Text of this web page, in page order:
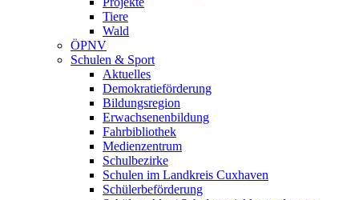
Tiere
Wald
ÖPNV
Schulen & Sport
Aktuelles
Demokratieförderung
Bildungsregion
Erwachsenenbildung
Fahrbibliothek
Medienzentrum
Schulbezirke
Schulen im Landkreis Cuxhaven
Schülerbeförderung